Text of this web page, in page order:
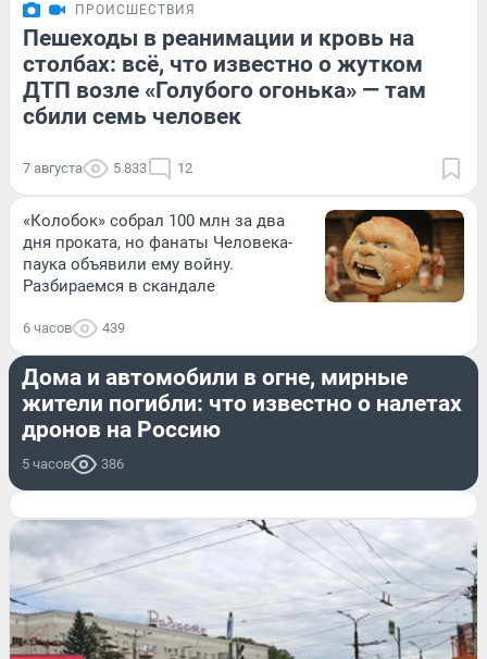
ПРОИСШЕСТВИЯ
Пешеходы в реанимации и кровь на
столбах: всё, что известно о жутком
ДТП возле «Голубого огонька» — там
сбили семь человек
7 августа 5 833 12
«Колобок» собрал 100 млн за два
дня проката, но фанаты Человека-
паука объявили ему войну.
Разбираемся в скандале
6 часов 439
ПРОИСШЕСТВИЯ
Дома и автомобили в огне, мирные
жители погибли: что известно о налетах
дронов на Россию
5 часов 386